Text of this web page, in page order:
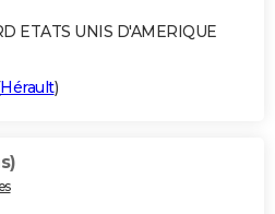
ETATS UNIS D'AMERIQUE
Hérault)